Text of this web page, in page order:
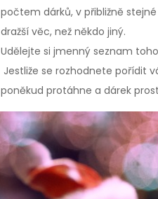
počtem dárků, v přibližně
dražší věc, než někdo jiný.
Udělejte si jmenný seznam
Jestliže se rozhodnete pořídit
poněkud protáhne a dárek